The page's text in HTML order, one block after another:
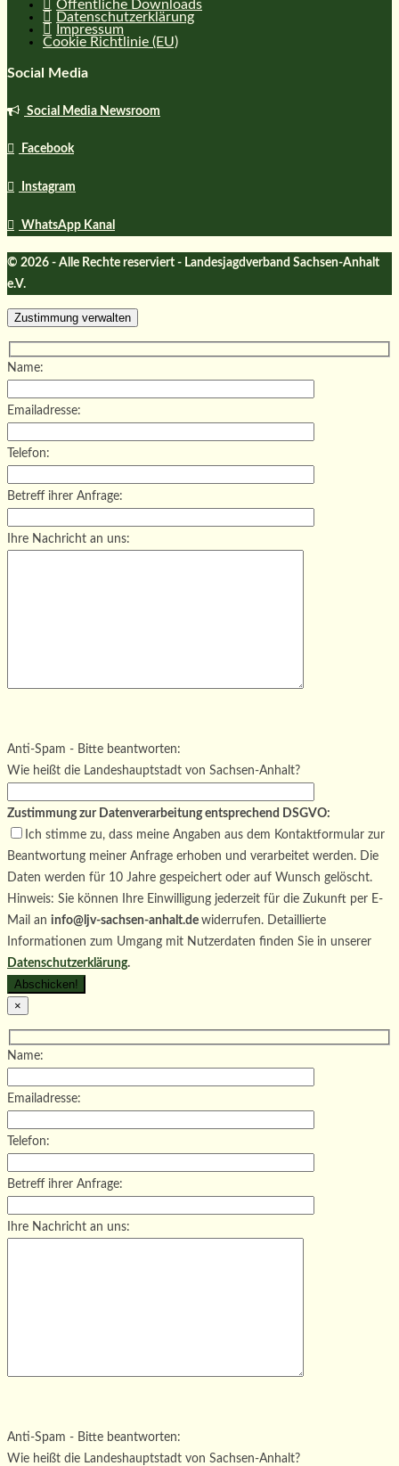
Öffentliche Downloads
Datenschutzerklärung
Impressum
Cookie Richtlinie (EU)
Social Media
Social Media Newsroom
Facebook
Instagram
WhatsApp Kanal
© 2026 - Alle Rechte reserviert - Landesjagdverband Sachsen-Anhalt
e.V.
Zustimmung verwalten
Name:
Emailadresse:
Telefon:
Betreff ihrer Anfrage:
Ihre Nachricht an uns:
Bitte lasse dieses Feld leer.
Anti-Spam - Bitte beantworten:
Wie heißt die Landeshauptstadt von Sachsen-Anhalt?
Zustimmung zur Datenverarbeitung entsprechend DSGVO:
Ich stimme zu, dass meine Angaben aus dem Kontaktformular zur
Beantwortung meiner Anfrage erhoben und verarbeitet werden. Die
Daten werden für 10 Jahre gespeichert oder auf Wunsch gelöscht.
Hinweis: Sie können Ihre Einwilligung jederzeit für die Zukunft per E-
Mail an info@ljv-sachsen-anhalt.de widerrufen. Detaillierte
Informationen zum Umgang mit Nutzerdaten finden Sie in unserer
Datenschutzerklärung.
×
Name:
Emailadresse:
Telefon:
Betreff ihrer Anfrage:
Ihre Nachricht an uns:
Bitte lasse dieses Feld leer.
Anti-Spam - Bitte beantworten:
Wie heißt die Landeshauptstadt von Sachsen-Anhalt?